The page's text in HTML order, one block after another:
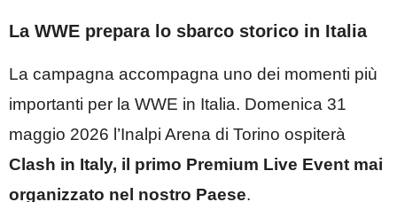
La WWE prepara lo sbarco storico in Italia
La campagna accompagna uno dei momenti più
importanti per la WWE in Italia. Domenica 31
maggio 2026 l’Inalpi Arena di Torino ospiterà
Clash in Italy, il primo Premium Live Event mai
organizzato nel nostro Paese.